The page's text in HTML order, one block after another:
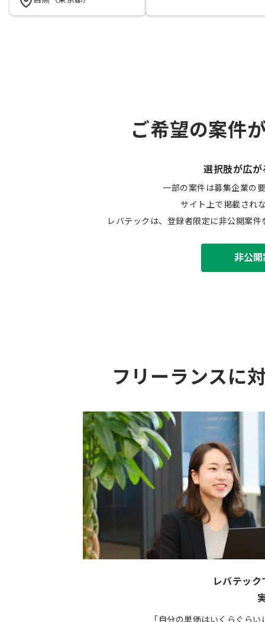
ご希望の案件
選択肢が広が
一部の案件は募集企業の
サイト上で掲載され
レバテックは、登録者限定に非公開案
非公
フリーランスに
レバテッ
「自分の単価はいくらぐら